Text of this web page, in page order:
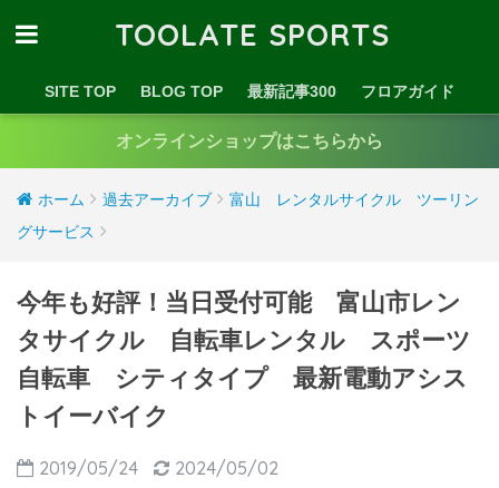
TOOLATE SPORTS
SITE TOP BLOG TOP 最新記事300 フロアガイド
オンラインショップはこちらから
ホーム 過去アーカイブ
富山 レンタルサイクル ツーリン
グサービス
今年も好評！当日受付可能 富山市レン
タサイクル 自転車レンタル スポーツ
自転車 シティタイプ 最新電動アシス
トイーバイク
2019/05/24 2024/05/02